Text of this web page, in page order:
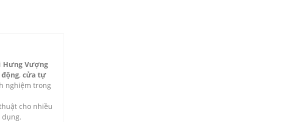
Hưng Vượng
, cửa tự
nghiệm trong
cho nhiều
dụng.